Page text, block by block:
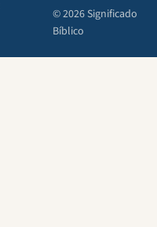
© 2026 Significado
Bíblico